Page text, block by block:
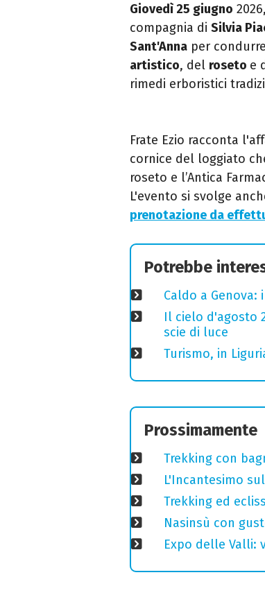
Giovedì 25 giugno
compagnia di Silvia
Sant'Anna per
artistico, del roseto e
rimedi erboristici
Frate Ezio racconta
cornice del loggiato
roseto e l’Antica
L'evento si svolge
prenotazione da
Potrebbe
Caldo a
Il cielo d'agosto
scie di luce
Turismo, in
Prossimamente
Trekking con
L'Incantesimo
Trekking ed
Nasinsù con
Expo delle Valli: